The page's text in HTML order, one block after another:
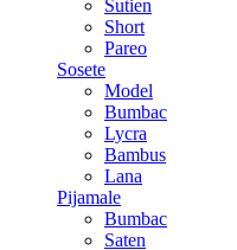
Sutien
Short
Pareo
Sosete
Model
Bumbac
Lycra
Bambus
Lana
Pijamale
Bumbac
Saten